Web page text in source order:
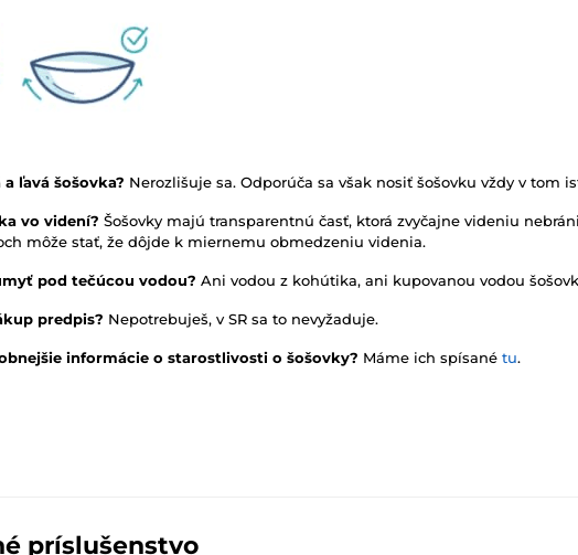
a ľavá šošovka? Nerozlišuje sa. Odporúča sa však nosiť šošovku vždy v tom
vo videní? Šošovky majú transparentnú časť, ktorá zvyčajne videniu
môže stať, že dôjde k miernemu obmedzeniu videnia.
pod tečúcou vodou? Ani vodou z kohútika, ani kupovanou vodou
predpis? Nepotrebuješ, v SR sa to nevyžaduje.
informácie o starostlivosti o šošovky? Máme ich spísané tu.
príslušenstvo